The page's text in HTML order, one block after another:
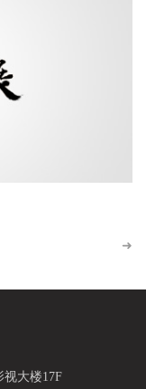
➜
大楼17F